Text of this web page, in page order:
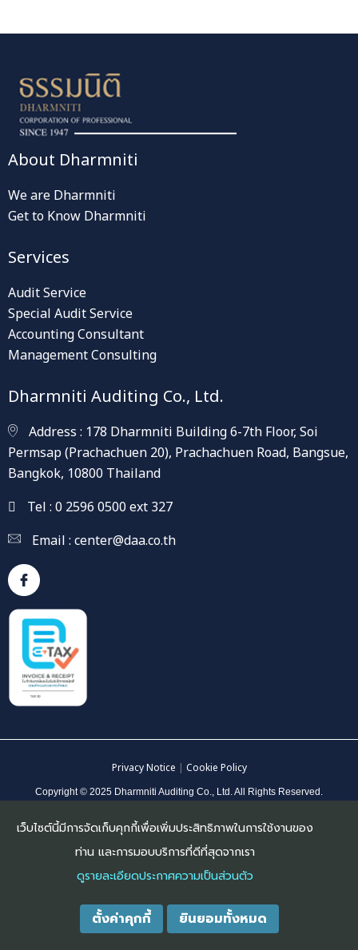
About Dharmniti
We are Dharmniti
Get to Know Dharmniti
Services
Audit Service
Special Audit Service
Accounting Consultant
Management Consulting
Dharmniti Auditing Co., Ltd.
Address : 178 Dharmniti Building 6-7th Floor, Soi
Permsap (Prachachuen 20), Prachachuen Road, Bangsue,
Bangkok, 10800 Thailand
Tel : 0 2596 0500 ext 327
Email : center@daa.co.th
Privacy Notice Cookie Policy
Copyright © 2025 Dharmniti Auditing Co., Ltd. All Rights Reserved.
เว็บไซต์นี้มีการจัดเก็บคุกกี้เพื่อเพิ่มประสิทธิภาพในการใช้งานของ
ท่าน และการมอบบริการที่ดีที่สุดจากเรา
ดูรายละเอียดประกาศความเป็นส่วนตัว
ตั้งค่าคุกกี้ ยินยอมทั้งหมด